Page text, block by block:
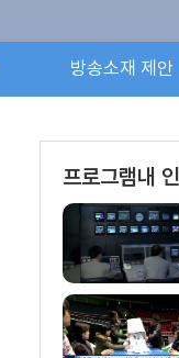
방송소재 제안
프로그램내